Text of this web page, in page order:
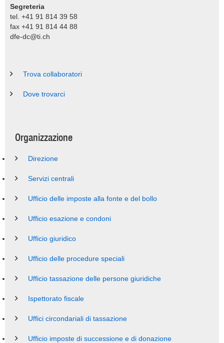
Segreteria
tel. +41 91 814 39 58
fax +41 91 814 44 88
dfe-dc@ti.ch
Trova collaboratori
Dove trovarci
Organizzazione
Direzione
Servizi centrali
Ufficio delle imposte alla fonte e del bollo
Ufficio esazione e condoni
Ufficio giuridico
Ufficio delle procedure speciali
Ufficio tassazione delle persone giuridiche
Ispettorato fiscale
Uffici circondariali di tassazione
Ufficio imposte di successione e di donazione